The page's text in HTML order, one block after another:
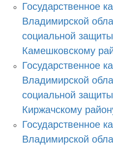
Государственное
Владимирской
социальной
Камешковскому
Государственное
Владимирской
социальной
Киржачскому
Государственное
Владимирской